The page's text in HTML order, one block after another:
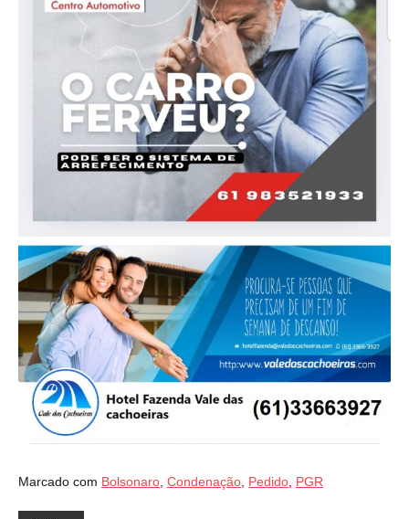
Marcado com Bolsonaro Condenação Pedido PGR